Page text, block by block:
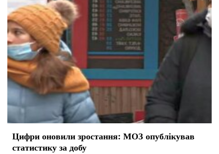
Цифри оновили зростання: МОЗ опублікував
статистику за добу